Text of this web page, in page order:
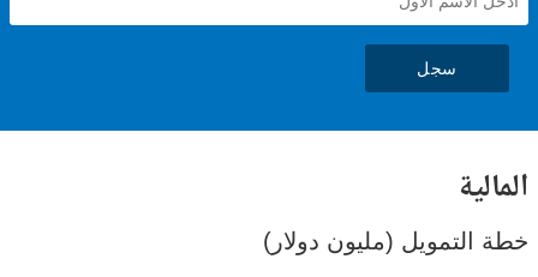
(مليون دولار)